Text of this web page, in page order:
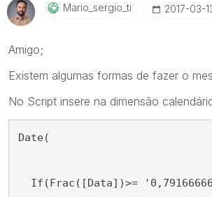
Mario_sergio_ti ‎2017-03-
Amigo;
Existem algumas formas de fazer o
No Script insere na dimensão
Date(
If(Frac([Data])>=